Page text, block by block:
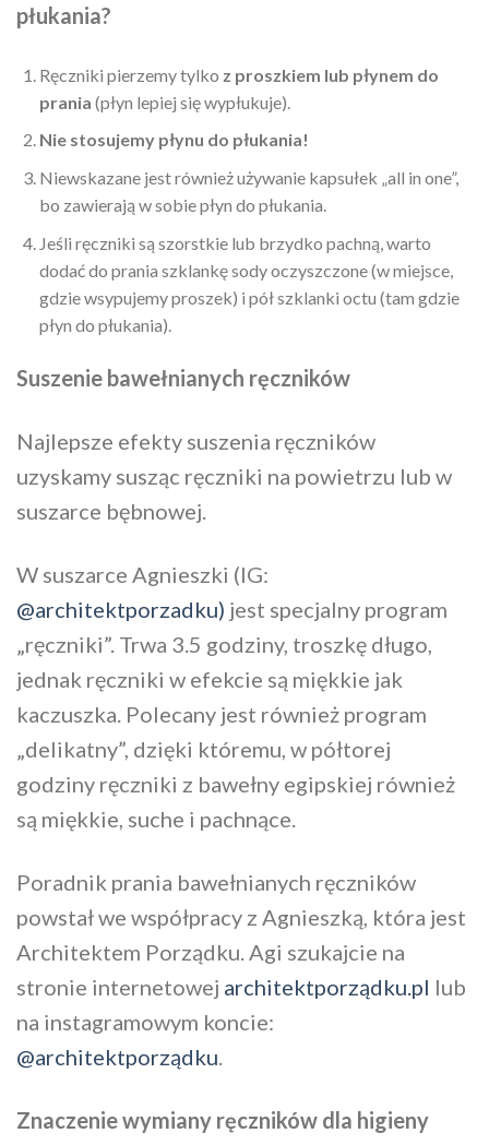
płukania?
Ręczniki pierzemy tylko z proszkiem lub płynem do
prania (płyn lepiej się wypłukuje).
Nie stosujemy płynu do płukania!
Niewskazane jest również używanie kapsułek „all in one”,
bo zawierają w sobie płyn do płukania.
Jeśli ręczniki są szorstkie lub brzydko pachną, warto
dodać do prania szklankę sody oczyszczone (w miejsce,
gdzie wsypujemy proszek) i pół szklanki octu (tam gdzie
płyn do płukania).
Suszenie bawełnianych ręczników
Najlepsze efekty suszenia ręczników
uzyskamy susząc ręczniki na powietrzu lub w
suszarce bębnowej.
W suszarce Agnieszki (IG:
@architektporzadku) jest specjalny program
„ręczniki”. Trwa 3.5 godziny, troszkę długo,
jednak ręczniki w efekcie są miękkie jak
kaczuszka. Polecany jest również program
„delikatny”, dzięki któremu, w półtorej
godziny ręczniki z bawełny egipskiej również
są miękkie, suche i pachnące.
Poradnik prania bawełnianych ręczników
powstał we współpracy z Agnieszką, która jest
Architektem Porządku. Agi szukajcie na
stronie internetowej architektporządku.pl lub
na instagramowym koncie:
@architektporządku.
Znaczenie wymiany ręczników dla higieny